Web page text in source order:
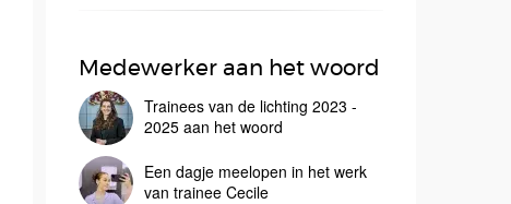
Medewerker aan het woord
Trainees van de lichting 2023 -
2025 aan het woord
Een dagje meelopen in het werk
van trainee Cecile